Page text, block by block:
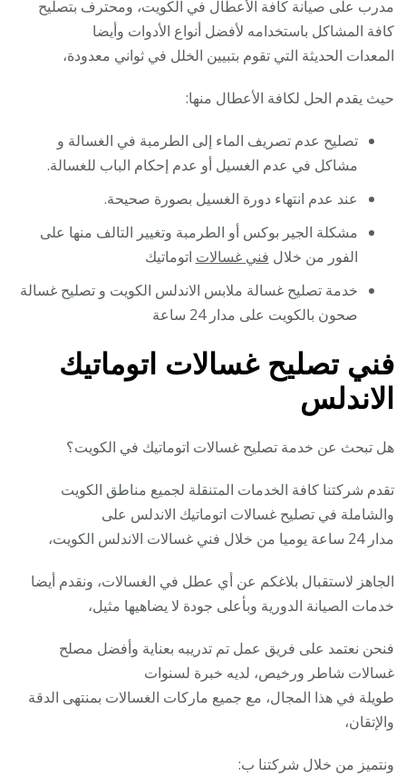
مدرب على صيانة كافة الأعطال في الكويت، ومحترف بتصليح
كافة المشاكل باستخدامه لأفضل أنواع الأدوات وأيضا
المعدات الحديثة التي تقوم بتبيين الخلل في ثواني معدودة،
حيث يقدم الحل لكافة الأعطال منها:
تصليح عدم تصريف الماء إلى الطرمبة في الغسالة و
مشاكل في عدم الغسيل أو عدم إحكام الباب للغسالة.
عند عدم انتهاء دورة الغسيل بصورة صحيحة.
مشكلة الجير بوكس أو الطرمبة وتغيير التالف منها على
الفور من خلال فني غسالات اتوماتيك
خدمة تصليح غسالة ملابس الاندلس الكويت و تصليح غسالة
صحون بالكويت على مدار 24 ساعة
فني تصليح غسالات اتوماتيك
الاندلس
هل تبحث عن خدمة تصليح غسالات اتوماتيك في الكويت؟
تقدم شركتنا كافة الخدمات المتنقلة لجميع مناطق الكويت
والشاملة في تصليح غسالات اتوماتيك الاندلس على
مدار 24 ساعة يوميا من خلال فني غسالات الاندلس الكويت،
الجاهز لاستقبال بلاغكم عن أي عطل في الغسالات، ونقدم أيضا
خدمات الصيانة الدورية وبأعلى جودة لا يضاهيها مثيل،
فنحن نعتمد على فريق عمل تم تدريبه بعناية وأفضل مصلح
غسالات شاطر ورخيص، لديه خبرة لسنوات
طويلة في هذا المجال، مع جميع ماركات الغسالات بمنتهى الدقة
والإتقان،
ونتميز من خلال شركتنا ب: